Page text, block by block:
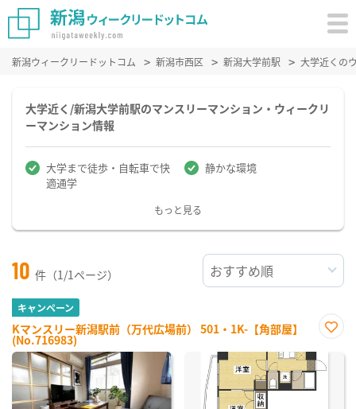
新潟ウィークリードットコム 新潟市西区 新潟大学前駅 大学近くの
大学近く/新潟大学前駅のマンスリーマンション・ウィークリ
ーマンション情報
大学まで徒歩・自転車で快
適通学
静かな環境
もっと見る
10 件（1/1ページ）
キャンペーン
Kマンスリー新潟駅前（万代広場前） 501・1K-【角部屋】
(No.716983)
に入
り登